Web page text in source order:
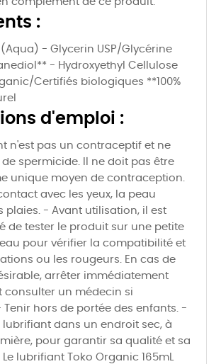
:
- Glycerin USP/Glycérine
- Hydroxyethyl Cellulose
Certifiés biologiques **100%
d'emploi :
n'est pas un contraceptif et ne
spermicide. Il ne doit pas être
unique moyen de contraception.
avec les yeux, la peau
plaies. - Avant utilisation, il est
de tester le produit sur une petite
pour vérifier la compatibilité et
ou les rougeurs. En cas de
arrêter immédiatement
consulter un médecin si
Tenir hors de portée des enfants. -
lubrifiant dans un endroit sec, à
pour garantir sa qualité et sa
lubrifiant Toko Organic 165mL